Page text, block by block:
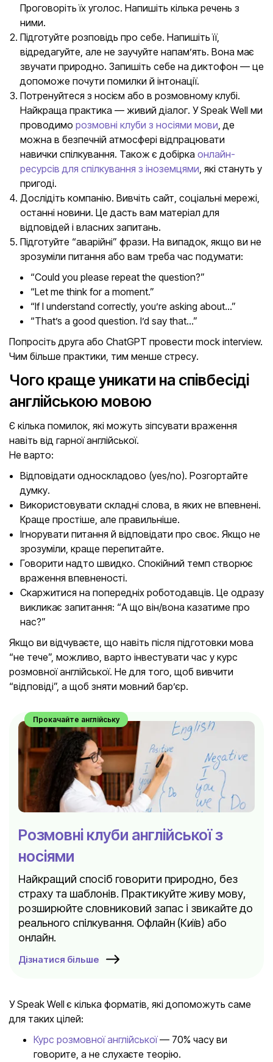
Проговоріть їх уголос. Напишіть кілька речень з
ними.
Підготуйте розповідь про себе. Напишіть її,
відредагуйте, але не заучуйте напам’ять. Вона має
звучати природно. Запишіть себе на диктофон — це
допоможе почути помилки й інтонації.
Потренуйтеся з носієм або в розмовному клубі.
Найкраща практика — живий діалог. У Speak Well ми
проводимо розмовні клуби з носіями мови , де
можна в безпечній атмосфері відпрацювати
навички спілкування. Також є добірка онлайн-
ресурсів для спілкування з іноземцями , які стануть у
пригоді.
Дослідіть компанію. Вивчіть сайт, соціальні мережі,
останні новини. Це дасть вам матеріал для
відповідей і власних запитань.
Підготуйте “аварійні” фрази. На випадок, якщо ви не
зрозуміли питання або вам треба час подумати:
“Could you please repeat the question?”
“Let me think for a moment.”
“If I understand correctly, you’re asking about…”
“That’s a good question. I’d say that…”
Попросіть друга або ChatGPT провести mock interview.
Чим більше практики, тим менше стресу.
Чого краще уникати на співбесіді
англійською мовою
Є кілька помилок, які можуть зіпсувати враження
навіть від гарної англійської.
Не варто:
Відповідати односкладово (yes/no). Розгортайте
думку.
Використовувати складні слова, в яких не впевнені.
Краще простіше, але правильніше.
Ігнорувати питання й відповідати про своє. Якщо не
зрозуміли, краще перепитайте.
Говорити надто швидко. Спокійний темп створює
враження впевненості.
Скаржитися на попередніх роботодавців. Це одразу
викликає запитання: “А що він/вона казатиме про
нас?”
Якщо ви відчуваєте, що навіть після підготовки мова
“не тече”, можливо, варто інвестувати час у курс
розмовної англійської. Не для того, щоб вивчити
“відповіді”, а щоб зняти мовний бар’єр.
Прокачайте англійську
Розмовні клуби англійської з
носіями
Найкращий спосіб говорити природно, без
страху та шаблонів. Практикуйте живу мову,
розширюйте словниковий запас і звикайте до
реального спілкування. Офлайн (Київ) або
онлайн.
Дізнатися більше
У Speak Well є кілька форматів, які допоможуть саме
для таких цілей:
Курс розмовної англійської— 70% часу ви
говорите, а не слухаєте теорію.